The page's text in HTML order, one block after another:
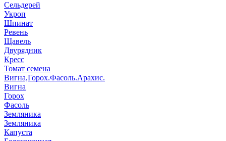
Сельдерей
Укроп
Шпинат
Ревень
Щавель
Двурядник
Кресс
Томат семена
Вигна,Горох.Фасоль.Арахис.
Вигна
Горох
Фасоль
Земляника
Земляника
Капуста